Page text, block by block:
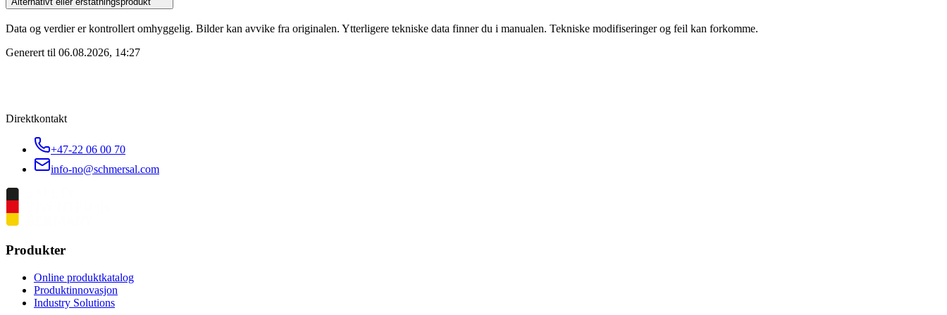
Data og verdier er kontrollert omhyggelig. Bilder kan avvike fra originalen. Ytterligere tekniske data finner du i manualen. Tekniske modifiseringer og feil kan forkomme.
Generert til 06.08.2026, 14:27
Direktkontakt
+47-22 06 00 70
info-no@schmersal.com
Produkter
Online produktkatalog
Produktinnovasjon
Industry Solutions